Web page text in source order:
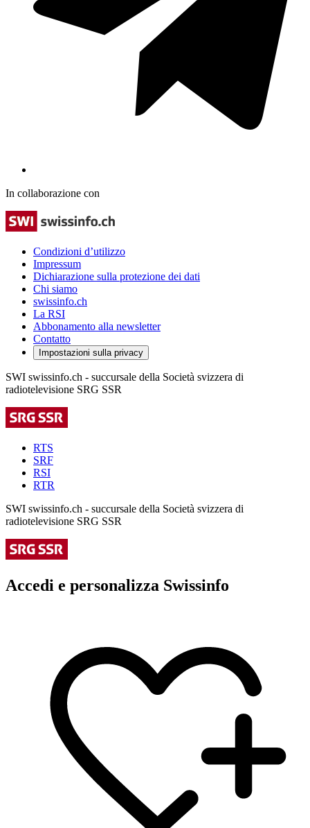
In collaborazione con
Condizioni d’utilizzo
Impressum
Dichiarazione sulla protezione dei dati
Chi siamo
swissinfo.ch
La RSI
Abbonamento alla newsletter
Contatto
Impostazioni sulla privacy
SWI swissinfo.ch - succursale della Società svizzera di
radiotelevisione SRG SSR
RTS
SRF
RSI
RTR
SWI swissinfo.ch - succursale della Società svizzera di
radiotelevisione SRG SSR
Accedi e personalizza Swissinfo